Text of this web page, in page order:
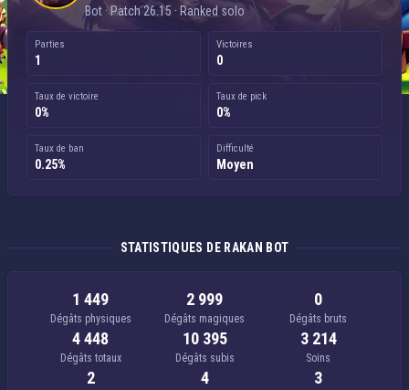
Bot · Patch 26.15 · Ranked solo
Parties
1
Victoires
0
Taux de victoire
0%
Taux de pick
0%
Taux de ban
0.25%
Difficulté
Moyen
STATISTIQUES DE RAKAN BOT
1 449
Dégâts physiques
2 999
Dégâts magiques
0
Dégâts bruts
4 448
Dégâts totaux
10 395
Dégâts subis
3 214
Soins
2 4 3